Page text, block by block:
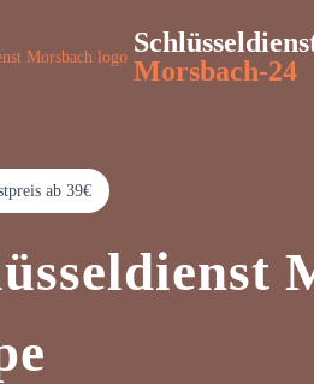
Morsbach-24
ab 39€